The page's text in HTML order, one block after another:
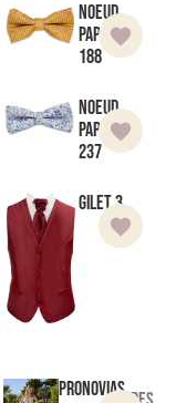
Noeud
Papillon
188
Noeud
Papillon
237
Gilet 3
Pronovias